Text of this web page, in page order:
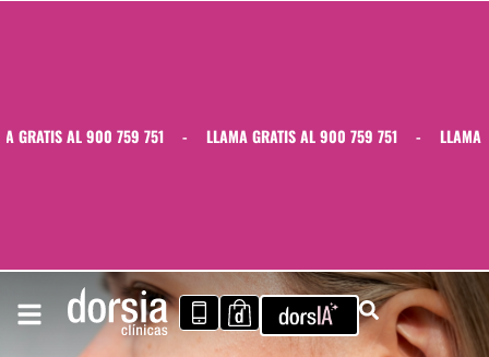
AL 900 759 751 - LLAMA GRATIS AL 900 759 751 - LLAMA